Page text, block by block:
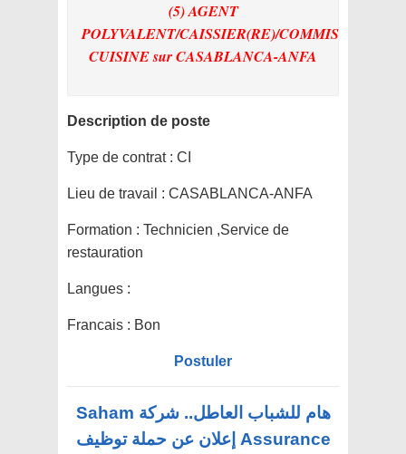
(5) AGENT
POLYVALENT/CAISSIER(RE)/COMMIS
CUISINEsur CASABLANCA-ANFA
Description de poste
Type de contrat : CI
Lieu de travail : CASABLANCA-ANFA
Formation : Technicien ,Service de
restauration
Langues :
Francais : Bon
Postuler
هام للشباب العاطل.. شركة Saham
Assurance إعلان عن حملة توظيف